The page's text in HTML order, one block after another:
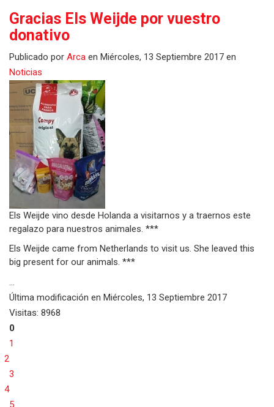
Gracias Els Weijde por vuestro
donativo
Publicado por Arca en Miércoles, 13 Septiembre 2017 en
Noticias
Els Weijde vino desde Holanda a visitarnos y a traernos este
regalazo para nuestros animales. ***
Els Weijde came from Netherlands to visit us. She leaved this
big present for our animals. ***
...
Última modificación en Miércoles, 13 Septiembre 2017
Visitas: 8968
0
1
2
3
4
5